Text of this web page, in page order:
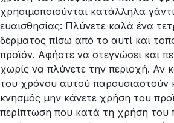
χρησιμοποιούνται κατάλληλα
ευαισθησίας: Πλύνετε καλά ένα
δέρματος πίσω από το αυτί και
προϊόν. Αφήστε να στεγνώσει και
χωρίς να πλύνετε την περιοχή. Αν
του χρόνου αυτού παρουσιαστούν
κνησμός μην κάνετε χρήση του
περίπτωση που κατά τη χρήση του